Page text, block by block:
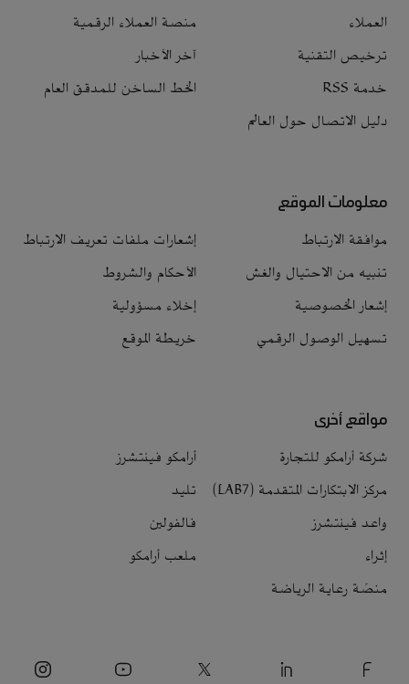
العملاء
منصة العملاء الرقمية
ترخيص التقنية
آخر الأخبار
خدمة RSS
الخط الساخن للمدقق العام
دليل الاتصال حول العالم
معلومات الموقع
موافقة الارتباط
إشعارات ملفات تعريف الارتباط
تنبيه من الاحتيال والغش
الأحكام والشروط
إشعار الخصوصية
إخلاء مسؤولية
تسهيل الوصول الرقمي
خريطة الموقع
مواقع أخرى
شركة أرامكو للتجارة
أرامكو فينتشرز
مركز الابتكارات المتقدمة (LAB7)
تليد
واعد فينتشرز
فالفولين
إثراء
ملعب أرامكو
منصّة رعاية الرياضة